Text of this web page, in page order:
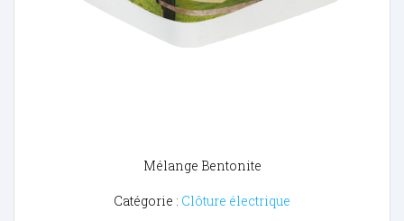
Mélange Bentonite
Catégorie : Clôture électrique